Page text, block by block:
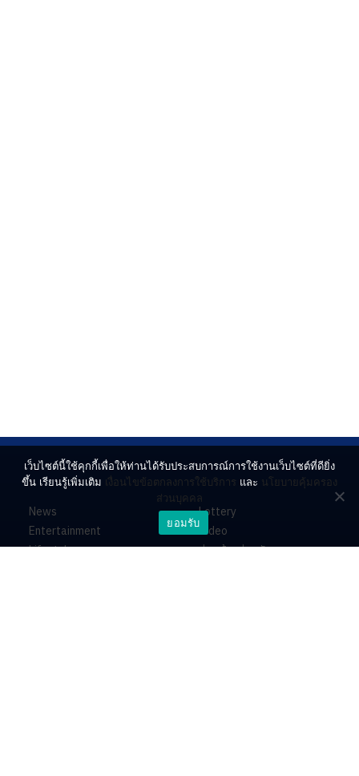
News
Entertainment
Lifestyle
Lottery
Video
ร่วมด้วยช่วยกัน
เว็บไซต์นี้ใช้คุกกี้เพื่อให้ท่านได้รับประสบการณ์การใช้งานเว็บไซต์ที่ดียิ่ง
ขึ้น เรียนรู้เพิ่มเติม เงื่อนไขข้อตกลงการใช้บริการ และ นโยบายคุ้มครอง
ส่วนบุคคล
ยอมรับ